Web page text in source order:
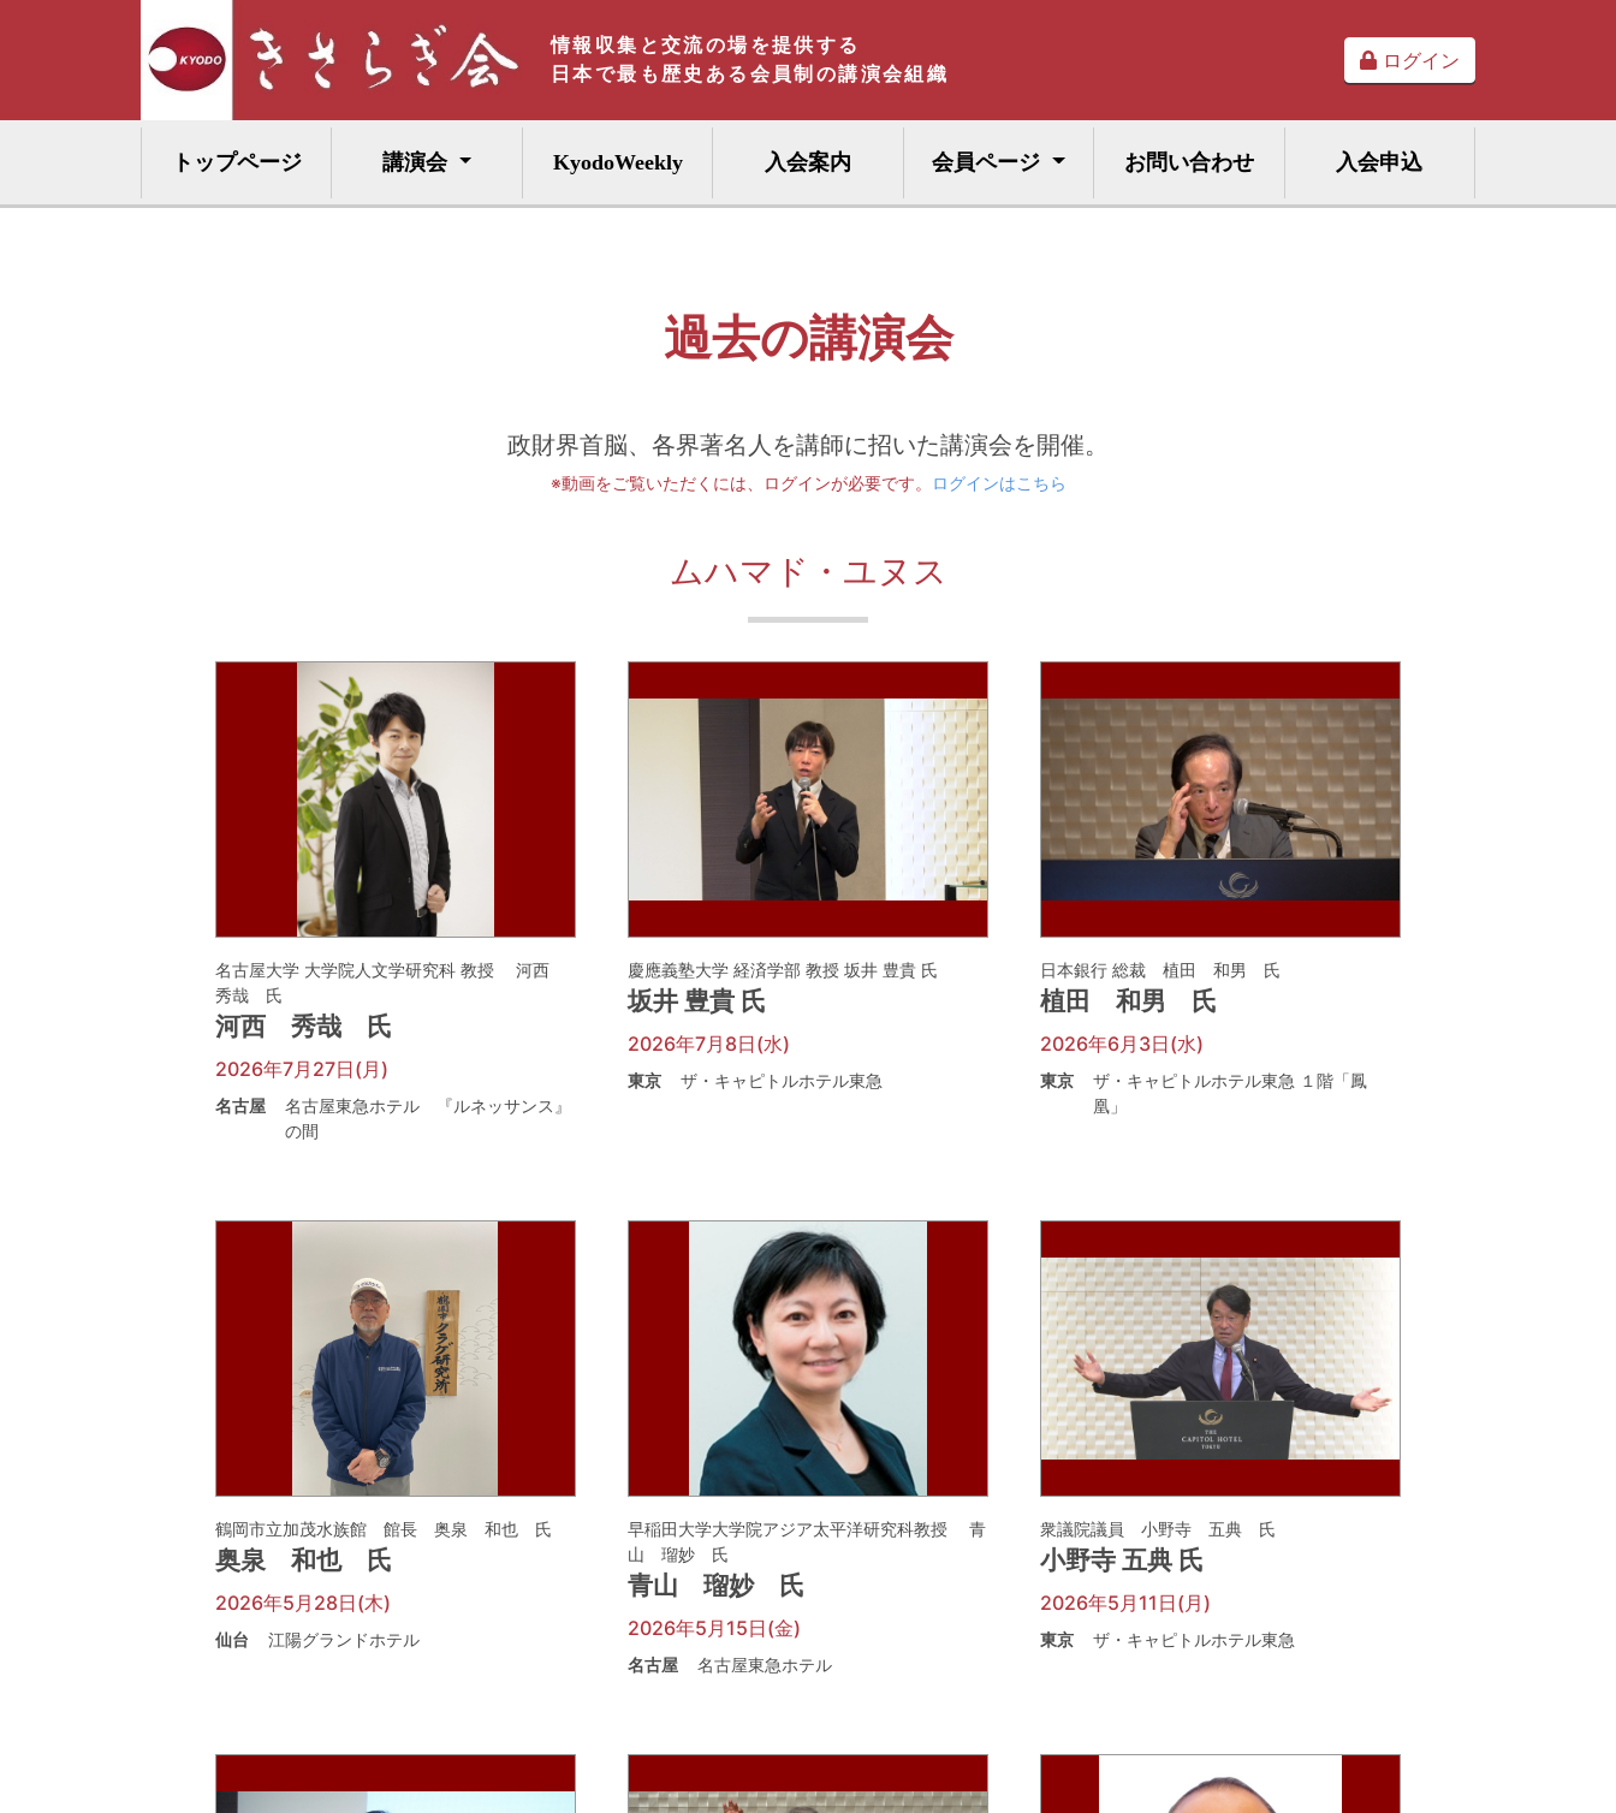
情報収集と交流の場を提供する
日本で最も歴史ある会員制の講演会組織
ログイン
トップページ 講演会 KyodoWeekly 入会案内 会員ページ お問い合わせ 入会申込
過去の講演会
政財界首脳、各界著名人を講師に招いた講演会を開催。
※動画をご覧いただくには、ログインが必要です。 ログインはこちら
ムハマド・ユヌス
名古屋大学 大学院人文学研究科 教授 河西
秀哉 氏
河西 秀哉 氏
2026年7月27日(月)
名古屋
名古屋東急ホテル 『ルネッサンス』
の間
慶應義塾大学 経済学部 教授 坂井 豊貴 氏
坂井 豊貴 氏
2026年7月8日(水)
東京 ザ・キャピトルホテル東急
日本銀行 総裁 植田 和男 氏
植田 和男 氏
2026年6月3日(水)
東京
ザ・キャピトルホテル東急 １階「鳳
凰」
鶴岡市立加茂水族館 館長 奥泉 和也 氏
奥泉 和也 氏
2026年5月28日(木)
仙台 江陽グランドホテル
早稲田大学大学院アジア太平洋研究科教授 青
山 瑠妙 氏
青山 瑠妙 氏
2026年5月15日(金)
名古屋 名古屋東急ホテル
衆議院議員 小野寺 五典 氏
小野寺 五典 氏
2026年5月11日(月)
東京 ザ・キャピトルホテル東急